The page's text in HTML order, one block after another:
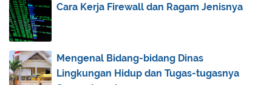
► September(5)
► August
► July
► June(13)
► May (9)
Cara Kerja Firewall dan Ragam Jenisnya
Mengenal Bidang-bidang Dinas
Lingkungan Hidup dan Tugas-tugasnya